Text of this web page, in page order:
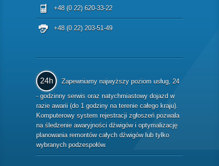
+48 (0 22) 620-33-22
+48 (0 22) 203-51-49
24h
Zapewniamy najwyższy poziom usług, 24
- godzinny serwis oraz natychmiastowy dojazd w
razie awarii (do 1 godziny na terenie całego kraju).
Komputerowy system rejestracji zgłoszeń pozwala
na śledzenie awaryjności dźwigów i optymalizację
planowania remontów całych dźwigów lub tylko
wybranych podzespołów.